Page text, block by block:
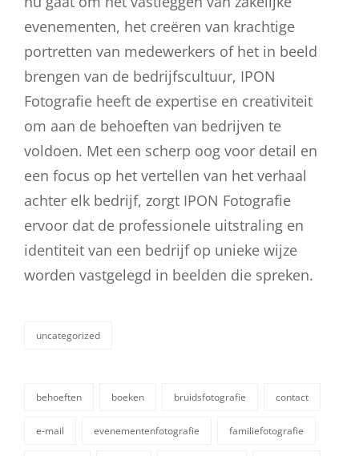
evenementen, het creëren van krachtige
portretten van medewerkers of het in beeld
brengen van de bedrijfscultuur, IPON
Fotografie heeft de expertise en creativiteit
om aan de behoeften van bedrijven te
voldoen. Met een scherp oog voor detail en
een focus op het vertellen van het verhaal
achter elk bedrijf, zorgt IPON Fotografie
ervoor dat de professionele uitstraling en
identiteit van een bedrijf op unieke wijze
worden vastgelegd in beelden die spreken.
categorieën
uncategorized
behoeften boeken bruidsfotografie contact
e-mail evenementenfotografie familiefotografie